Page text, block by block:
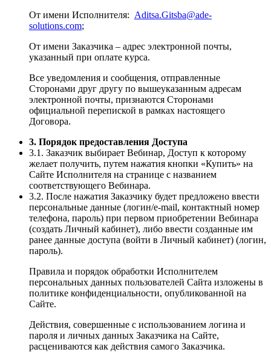
От имени Исполнителя: Aditsa.Gitsba@ade-
solutions.com;
От имени Заказчика – адрес электронной почты,
указанный при оплате курса.
Все уведомления и сообщения, отправленные
Сторонами друг другу по вышеуказанным адресам
электронной почты, признаются Сторонами
официальной перепиской в рамках настоящего
Договора.
3. Порядок предоставления Доступа
3.1. Заказчик выбирает Вебинар, Доступ к которому
желает получить, путем нажатия кнопки «Купить» на
Сайте Исполнителя на странице с названием
соответствующего Вебинара.
3.2. После нажатия Заказчику будет предложено ввести
персональные данные (логин/e-mail, контактный номер
телефона, пароль) при первом приобретении Вебинара
(создать Личный кабинет), либо ввести созданные им
ранее данные доступа (войти в Личный кабинет) (логин,
пароль).
Правила и порядок обработки Исполнителем
персональных данных пользователей Сайта изложены в
политике конфиденциальности, опубликованной на
Сайте.
Действия, совершенные с использованием логина и
пароля и личных данных Заказчика на Сайте,
расцениваются как действия самого Заказчика.